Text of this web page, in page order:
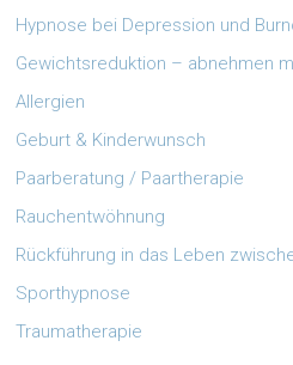
Hypnose bei Depression und
Gewichtsreduktion – abnehmen
Allergien
Geburt & Kinderwunsch
Paarberatung / Paartherapie
Rauchentwöhnung
Rückführung in das Leben
Sporthypnose
Traumatherapie